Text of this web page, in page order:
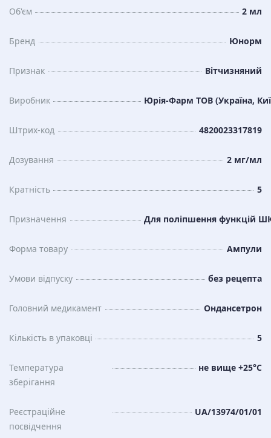
Об'єм 2 мл
Бренд Юнорм
Признак Вітчизняний
Виробник Юрія-Фарм ТОВ (Україна,
Штрих-код 4820023317819
Дозування 2 мг/мл
Кратність 5
Призначення Для поліпшення функцій
Форма товару Ампули
Умови відпуску без рецепта
Головний медикамент Ондансетрон
Кількість в упаковці 5
Температура
зберiгання
не вище +25°С
Реєстраційне
посвідчення
UA/13974/01/01